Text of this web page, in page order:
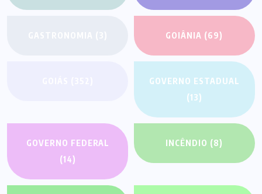
GOIÂNIA (69)
GOVERNO ESTADUAL
(13)
GOVERNO FEDERAL
(14)
INCÊNDIO (8)